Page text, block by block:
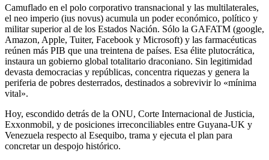
Camuflado en el polo corporativo transnacional y las multilaterales,
el neo imperio (ius novus) acumula un poder económico, político y
militar superior al de los Estados Nación. Sólo la GAFATM (google,
Amazon, Apple, Tuiter, Facebook y Microsoft) y las farmacéuticas
reúnen más PIB que una treintena de países. Esa élite plutocrática,
instaura un gobierno global totalitario draconiano. Sin legitimidad
devasta democracias y repúblicas, concentra riquezas y genera la
periferia de pobres desterrados, destinados a sobrevivir lo «mínima
vital».
Hoy, escondido detrás de la ONU, Corte Internacional de Justicia,
Exxonmobil, y de posiciones irreconciliables entre Guyana-UK y
Venezuela respecto al Esequibo, trama y ejecuta el plan para
concretar un despojo histórico.